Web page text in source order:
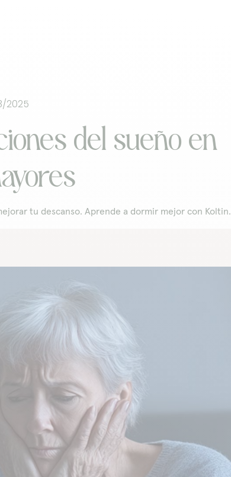
2025
del sueño en
tu descanso. Aprende a dormir mejor con Koltin.